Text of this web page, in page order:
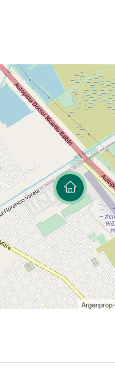
cuenta con 130
la famosa Estancia Abril
diseñada
terreno. Todos los
con los fondos y
verde.
no solo elige la vida
de hotel.
& Resort Buenos Aires